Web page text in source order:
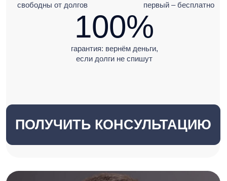
ПОЛУЧИТЬ КОНСУЛЬТАЦИЮ